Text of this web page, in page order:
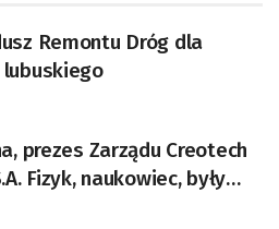
Remontu Dróg dla
prezes Zarządu Creotech
były
w Genewie,